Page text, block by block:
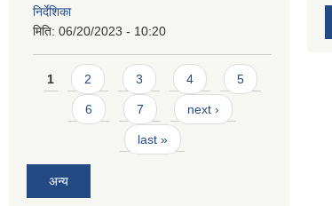
निर्देशिका
मिति: 06/20/2023 - 10:20
Pages
1 2 3 4 5
6 7 next ›
last »
अन्य